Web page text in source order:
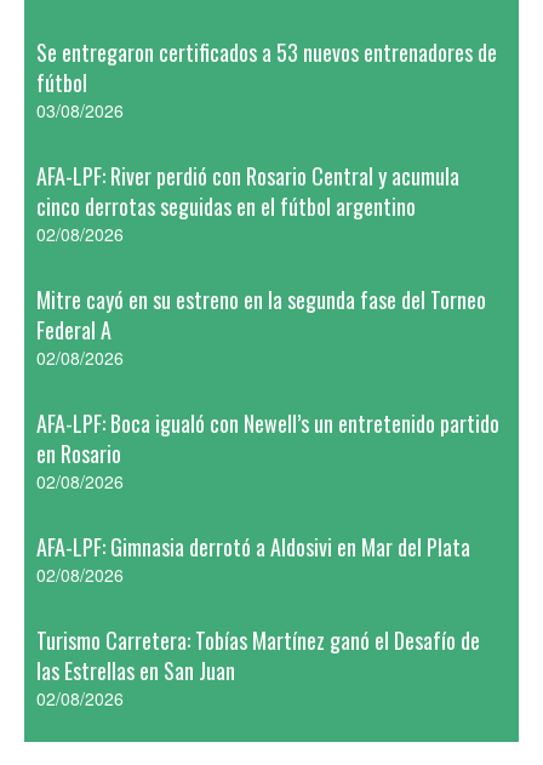
Se entregaron certificados a 53 nuevos entrenadores de
fútbol
03/08/2026
AFA-LPF: River perdió con Rosario Central y acumula
cinco derrotas seguidas en el fútbol argentino
02/08/2026
Mitre cayó en su estreno en la segunda fase del Torneo
Federal A
02/08/2026
AFA-LPF: Boca igualó con Newell’s un entretenido partido
en Rosario
02/08/2026
AFA-LPF: Gimnasia derrotó a Aldosivi en Mar del Plata
02/08/2026
Turismo Carretera: Tobías Martínez ganó el Desafío de
las Estrellas en San Juan
02/08/2026